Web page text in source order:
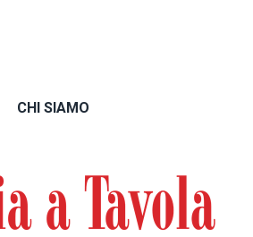
CHI SIAMO